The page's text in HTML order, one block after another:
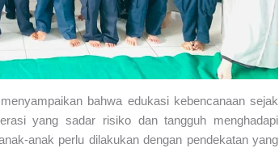
bahwa edukasi kebencanaan sejak
yang sadar risiko dan tangguh menghadapi
anak perlu dilakukan dengan pendekatan yang